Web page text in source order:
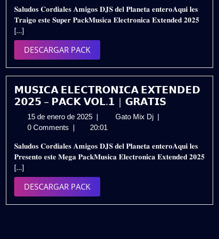
de
2025
PACK
2025
𝐒𝐚𝐥𝐮𝐝𝐨𝐬 𝐂𝐨𝐫𝐝𝐢𝐚𝐥𝐞𝐬 𝐀𝐦𝐢𝐠𝐨𝐬 𝐃𝐉𝐒 𝐝𝐞𝐥 𝐏𝐥𝐚𝐧𝐞𝐭𝐚 𝐞𝐧𝐭𝐞𝐫𝐨𝐀𝐪𝐮𝐢 𝐥𝐞𝐬
𝐓𝐫𝐚𝐢𝐠𝐨 𝐞𝐬𝐭𝐞 𝐒𝐮𝐩𝐞𝐫 𝐏𝐚𝐜𝐤𝐌𝐮𝐬𝐢𝐜𝐚 𝐄𝐥𝐞𝐜𝐭𝐫𝐨𝐧𝐢𝐜𝐚 𝐄𝐱𝐭𝐞𝐧𝐝𝐞𝐝 𝟐𝟎𝟐𝟓
[...]
DESCARGAR PACKDESCARGAR
PACK
𝗠𝗨𝗦𝗜𝗖𝗔 𝗘𝗟𝗘𝗖𝗧𝗥𝗢𝗡𝗜𝗖𝗔 𝗘𝗫𝗧𝗘𝗡𝗗𝗘𝗗
𝟮𝟬𝟮𝟱 – 𝗣𝗔𝗖𝗞 𝗩𝗢𝗟.𝟭 | 𝗚𝗥𝗔𝗧𝗜𝗦
15 de enero de 2025 15
de
de
2025
| Gato Mix Dj 𝗠𝗨𝗦𝗜𝗖𝗔
𝟮𝟬𝟮𝟱
–
|
0 Comments | 20:01
𝐒𝐚𝐥𝐮𝐝𝐨𝐬 𝐂𝐨𝐫𝐝𝐢𝐚𝐥𝐞𝐬 𝐀𝐦𝐢𝐠𝐨𝐬 𝐃𝐉𝐒 𝐝𝐞𝐥 𝐏𝐥𝐚𝐧𝐞𝐭𝐚 𝐞𝐧𝐭𝐞𝐫𝐨𝐀𝐪𝐮𝐢 𝐥𝐞𝐬
𝐏𝐫𝐞𝐬𝐞𝐧𝐭𝐨 𝐞𝐬𝐭𝐞 𝐌𝐞𝐠𝐚 𝐏𝐚𝐜𝐤𝐌𝐮𝐬𝐢𝐜𝐚 𝐄𝐥𝐞𝐜𝐭𝐫𝐨𝐧𝐢𝐜𝐚 𝐄𝐱𝐭𝐞𝐧𝐝𝐞𝐝 𝟐𝟎𝟐𝟓
[...]
DESCARGAR PACKDESCARGAR
PACK